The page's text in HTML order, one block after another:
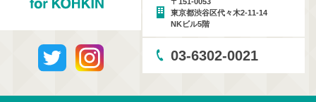
東京都渋谷区代々木2-11-14
NKビル5階
03-6302-0021